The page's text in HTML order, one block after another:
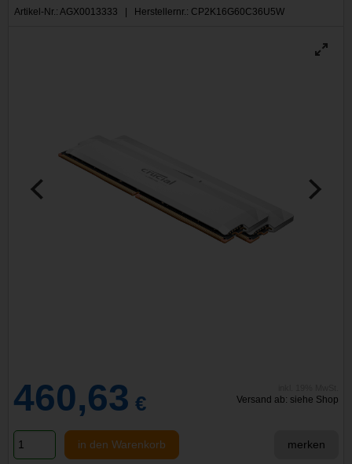
Artikel-Nr.: AGX0013333 | Herstellernr.: CP2K16G60C36U5W
460,63 € Versand ab: siehe Shop
in den Warenkorb merken